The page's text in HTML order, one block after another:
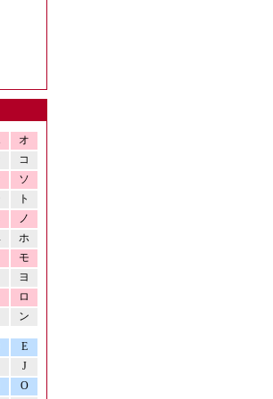
オ
コ
ソ
ト
ノ
ホ
モ
ヨ
ロ
ン
E
J
O